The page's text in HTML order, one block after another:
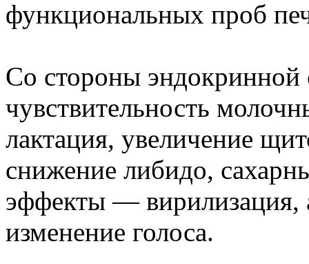
функциональных проб
Со стороны эндокринной
чувствительность
лактация, увеличение
снижение либидо,
эффекты — вирилизация,
изменение голоса.